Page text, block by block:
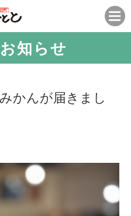
知らせ
かんが届きまし